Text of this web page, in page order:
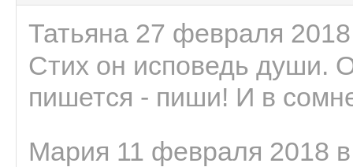
Татьяна 27 февраля
Стих он исповедь души.
пишется - пиши! И в
Мария 11 февраля 2018